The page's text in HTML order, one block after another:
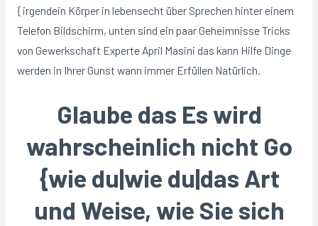
{ irgendein Körper in lebensecht über Sprechen hinter einem
Telefon Bildschirm, unten sind ein paar Geheimnisse Tricks
von Gewerkschaft Experte April Masini das kann Hilfe Dinge
werden in Ihrer Gunst wann immer Erfüllen Natürlich.
Glaube das Es wird
wahrscheinlich nicht Go
{wie du|wie du|das Art
und Weise, wie Sie sich